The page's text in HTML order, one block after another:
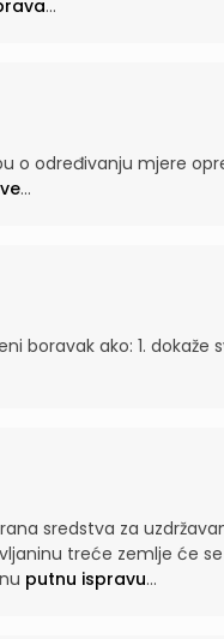
...
o određivanju mjere
...
boravak ako: 1. dokaže
sredstva za
treće zemlje će
putnu ispravu...